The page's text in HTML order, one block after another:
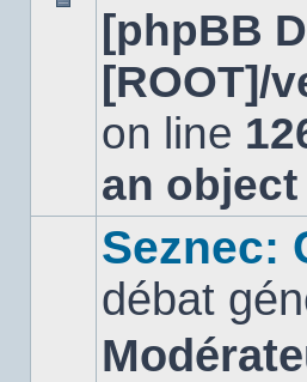
Aucun
message
non
[phpBB
[ROOT]/
on line
an
Seznec:
débat